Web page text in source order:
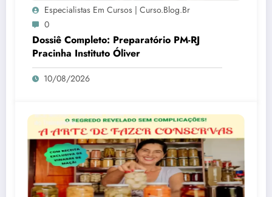
Especialistas Em Cursos | Curso.blog.br
0
Dossiê Completo: Preparatório PM-RJ
Pracinha Instituto Óliver
10/08/2026